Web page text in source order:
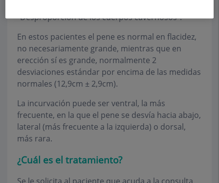
"Desproporción de los cuerpos cavernosos".
En estos pacientes el pene es normal en flacidez,
no necesariamente grande, mientras que en
erección sí es grande, normalmente 2
desviaciones estándar por encima de las medidas
normales (12,9cm ± 2,9cm).
La incurvación puede ser ventral, la más
frecuente, en la que el pene se desvía hacia abajo,
lateral (más frecuente a la izquierda) o dorsal,
más rara.
¿Cuál es el tratamiento?